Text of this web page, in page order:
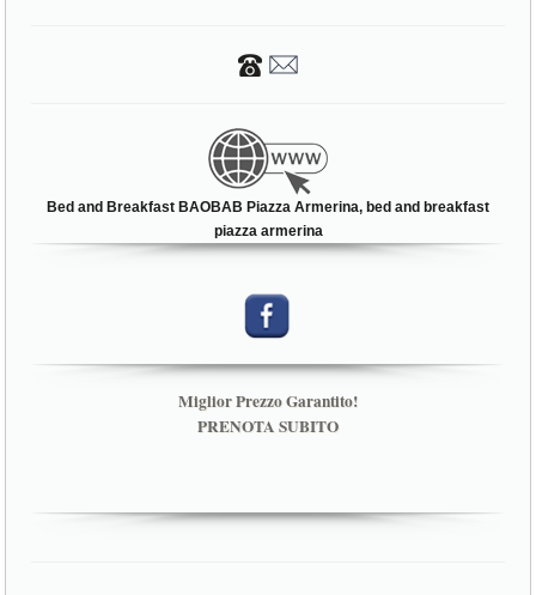
Bed and Breakfast BAOBAB Piazza Armerina, bed and breakfast
piazza armerina
Miglior Prezzo Garantito!
PRENOTA SUBITO